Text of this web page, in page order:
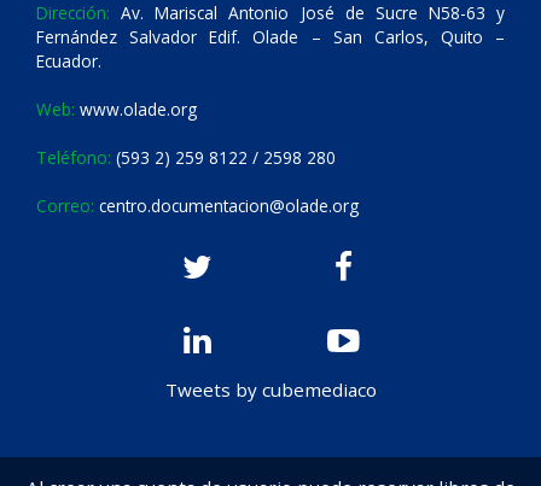
Dirección: Av. Mariscal Antonio José de Sucre N58-63 y
Fernández Salvador Edif. Olade – San Carlos, Quito –
Ecuador.
Web: www.olade.org
Teléfono: (593 2) 259 8122 / 2598 280
Correo: centro.documentacion@olade.org
Tweets by cubemediaco